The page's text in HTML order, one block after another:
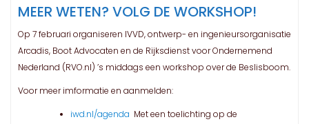
MEER WETEN? VOLG DE WORKSHOP!
Op 7 februari organiseren IVVD, ontwerp- en ingenieursorganisatie
Arcadis, Boot Advocaten en de Rijksdienst voor Ondernemend
Nederland (RVO.nl) ’s middags een workshop over de Beslisboom.
Voor meer imformatie en aanmelden:
iwd.nl/agenda Met een toelichting op de